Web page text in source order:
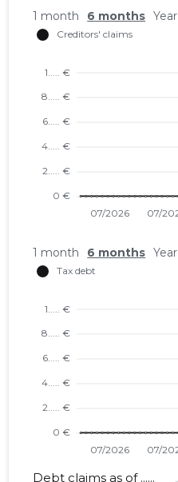
1 month 6 months Year
1 month 6 months Year
Debt claims as of ......